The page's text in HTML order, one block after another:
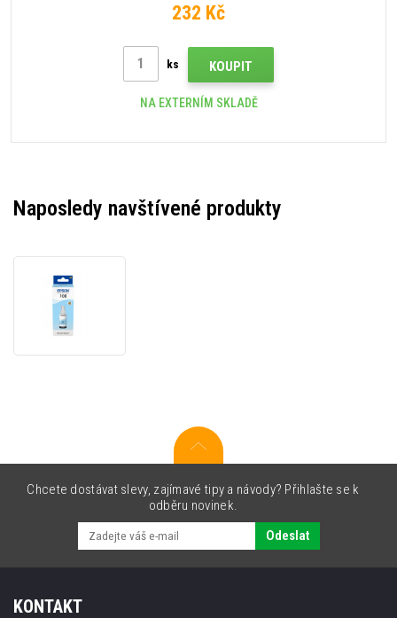
232 Kč
ks KOUPIT
NA EXTERNÍM SKLADĚ
Naposledy navštívené produkty
(light
Chcete dostávat slevy, zajímavé tipy a návody? Přihlašte se k
odběru novinek.
Odeslat
KONTAKT